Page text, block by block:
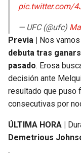
pic.twitter.com/
— UFC (@ufc)
Previa |
Nos
debuta tras
pasado. Erosa
decisión ante
resultado que puso
consecutivas por
ÚLTIMA HORA |
Demetrious